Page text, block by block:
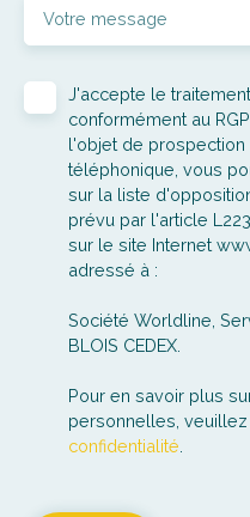
Votre message
J'accepte le
conformément au
l'objet de
téléphonique, vous
sur la liste
prévu par l'article
sur le site Internet
adressé à :
Société Worldline,
BLOIS CEDEX.
Pour en savoir plus
personnelles,
confidentialité